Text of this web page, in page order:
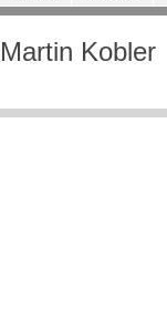
ACCUEIL
Martin Kobler